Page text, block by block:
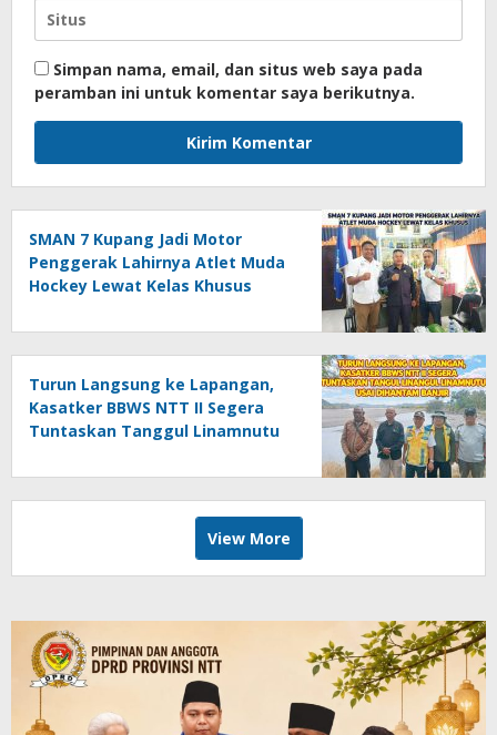
Simpan nama, email, dan situs web saya pada
peramban ini untuk komentar saya berikutnya.
SMAN 7 Kupang Jadi Motor
Penggerak Lahirnya Atlet Muda
Hockey Lewat Kelas Khusus
Turun Langsung ke Lapangan,
Kasatker BBWS NTT II Segera
Tuntaskan Tanggul Linamnutu
View More